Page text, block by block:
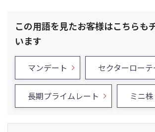
この用語を見たお客様はこちらも
います
マンデート セクターロー
長期プライムレート ミニ株